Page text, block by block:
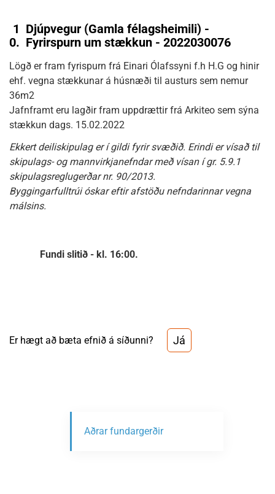
1
0.
Djúpvegur (Gamla félagsheimili) -
Fyrirspurn um stækkun - 2022030076
Lögð er fram fyrispurn frá Einari Ólafssyni f.h H.G og hinir
ehf. vegna stækkunar á húsnæði til austurs sem nemur
36m2
Jafnframt eru lagðir fram uppdrættir frá Arkiteo sem sýna
stækkun dags. 15.02.2022
Ekkert deiliskipulag er í gildi fyrir svæðið. Erindi er vísað til
skipulags- og mannvirkjanefndar með vísan í gr. 5.9.1
skipulagsreglugerðar nr. 90/2013.
Byggingarfulltrúi óskar eftir afstöðu nefndarinnar vegna
málsins.
Fundi slitið - kl. 16:00.
Er hægt að bæta efnið á síðunni? Já
Aðrar fundargerðir